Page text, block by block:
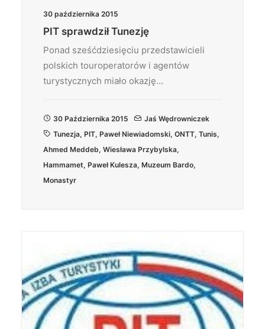
30 października 2015
PIT sprawdził Tunezję
Ponad sześćdziesięciu przedstawicieli
polskich touroperatorów i agentów
turystycznych miało okazję…
30 Października 2015
Jaś Wędrowniczek
Tunezja, PIT, Paweł Niewiadomski, ONTT, Tunis,
Ahmed Meddeb, Wiesława Przybylska,
Hammamet, Paweł Kulesza, Muzeum Bardo,
Monastyr